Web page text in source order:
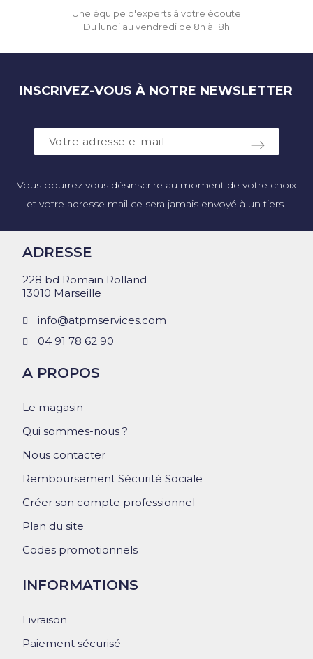
Une équipe d'experts à votre écoute
Du lundi au vendredi de 8h à 18h
INSCRIVEZ-VOUS À NOTRE NEWSLETTER
Vous pourrez vous désinscrire au moment de votre choix
et votre adresse mail ce sera jamais envoyé à un tiers.
ADRESSE
228 bd Romain Rolland
13010 Marseille
info@atpmservices.com
04 91 78 62 90
A PROPOS
Le magasin
Qui sommes-nous ?
Nous contacter
Remboursement Sécurité Sociale
Créer son compte professionnel
Plan du site
Codes promotionnels
INFORMATIONS
Livraison
Paiement sécurisé